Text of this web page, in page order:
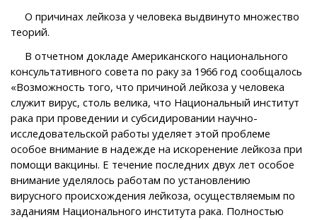
О причинах лейкоза у человека выдвинуто множество
теорий.
В отчетном докладе Американского национального
консультативного совета по раку за 1966 год сообщалось
«Возможность того, что причиной лейкоза у человека
служит вирус, столь велика, что Национальный институт
рака при проведении и субсидировании научно-
исследовательской работы уделяет этой проблеме
особое внимание в надежде на искоренение лейкоза при
помощи вакцины. Е течение последних двух лет особое
внимание уделялось работам по установлению
вирусного происхождения лейкоза, осуществляемым по
заданиям Национального института рака. Полностью